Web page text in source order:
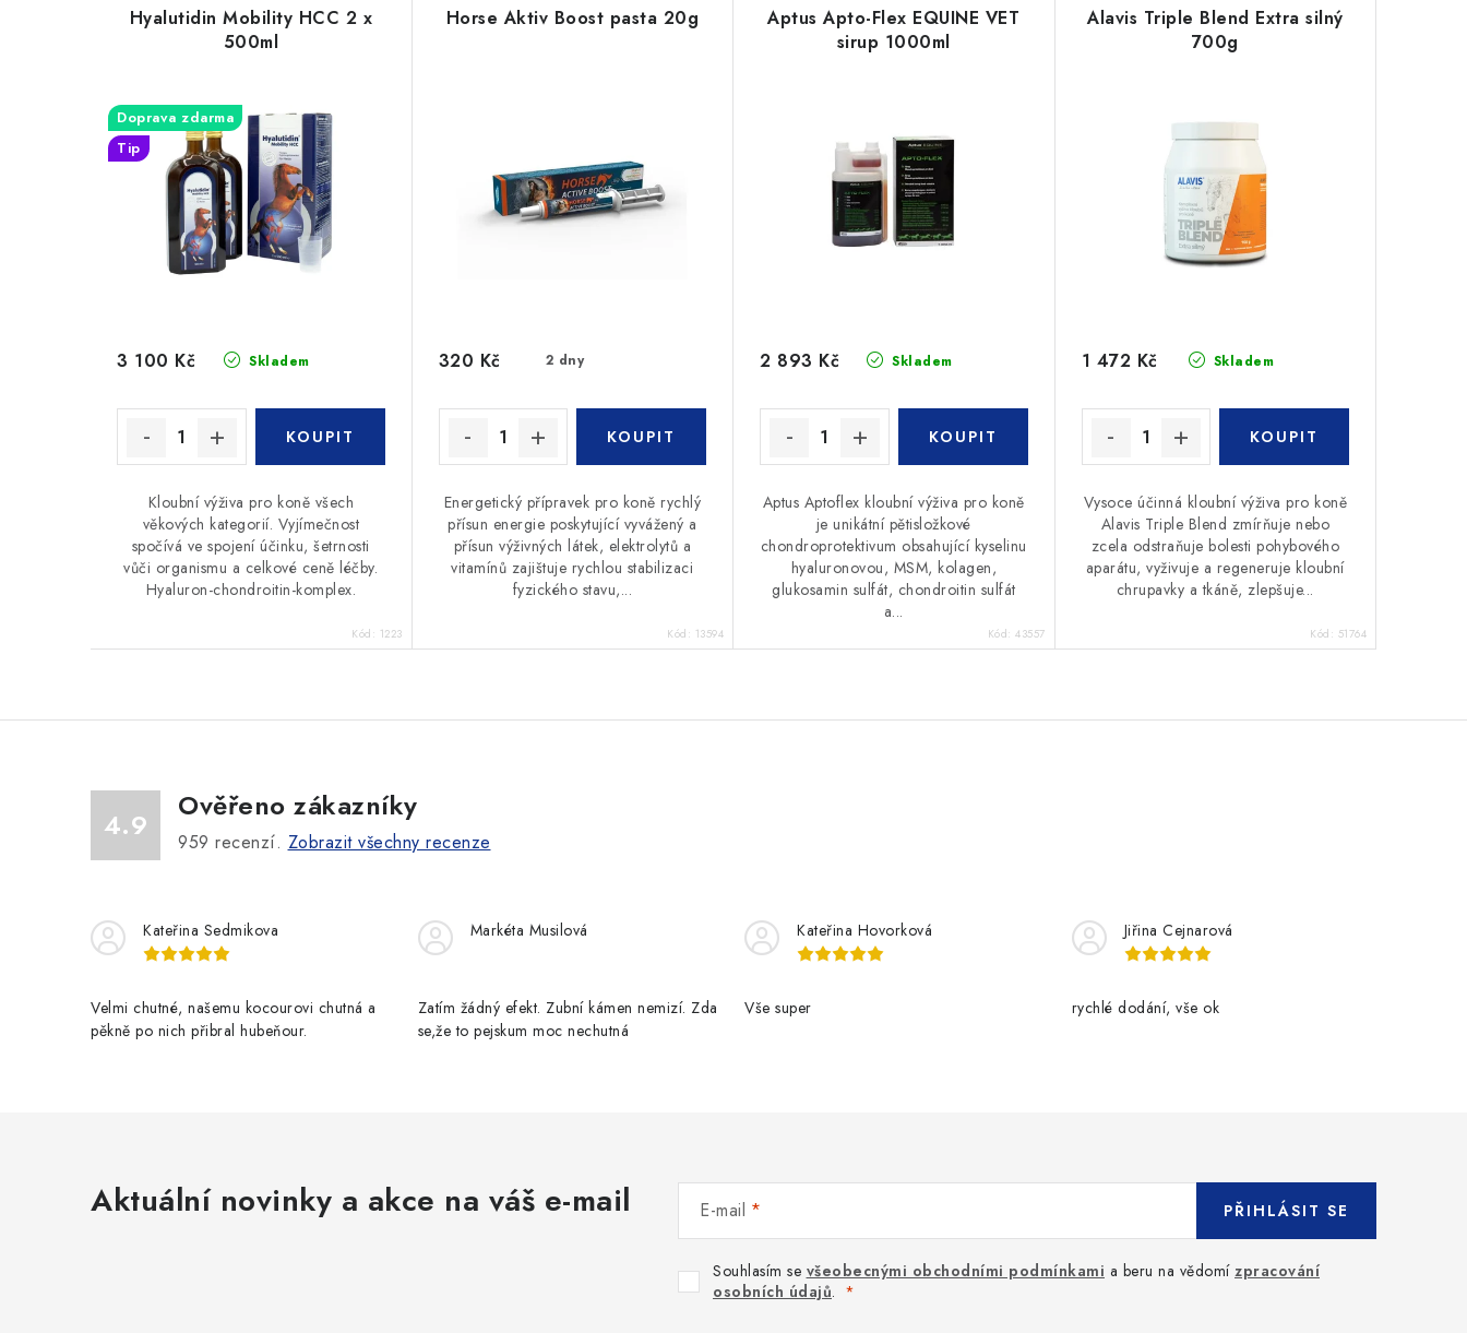
Hyalutidin Mobility HCC 2 x
500ml
Doprava zdarma
Tip
Skladem
3 100 Kč
Kloubní výživa pro koně všech
věkových kategorií. Vyjímečnost
spočívá ve spojení účinku, šetrnosti
vůči organismu a celkové ceně léčby.
Hyaluron-chondroitin-komplex.
Kód: 1223
Horse Aktiv Boost pasta 20g
2 dny
320 Kč
Energetický přípravek pro koně rychlý
přísun energie poskytující vyvážený a
přísun výživných látek, elektrolytů a
vitamínů zajištuje rychlou stabilizaci
fyzického stavu,...
Kód: 13594
Aptus Apto-Flex EQUINE VET
sirup 1000ml
Skladem
2 893 Kč
Aptus Aptoflex kloubní výživa pro koně
je unikátní pětisložkové
chondroprotektivum obsahující kyselinu
hyaluronovou, MSM, kolagen,
glukosamin sulfát, chondroitin sulfát
a...
Kód: 43557
Alavis Triple Blend Extra silný
700g
Skladem
1 472 Kč
Vysoce účinná kloubní výživa pro koně
Alavis Triple Blend zmírňuje nebo
zcela odstraňuje bolesti pohybového
aparátu, vyživuje a regeneruje kloubní
chrupavky a tkáně, zlepšuje...
Kód: 51764
4.9
Ověřeno zákazníky
959 recenzí. Zobrazit všechny recenze
Kateřina Sedmikova
Velmi chutné, našemu kocourovi chutná a
pěkně po nich přibral hubeňour.
Markéta Musilová
Zatím žádný efekt. Zubní kámen nemizí. Zda
se,že to pejskum moc nechutná
Kateřina Hovorková
Vše super
Jiřina Cejnarová
rychlé dodání, vše ok
Aktuální novinky a akce na váš e-mail E-mail
Souhlasím se všeobecnými obchodními podmínkami a beru na vědomí zpracování
osobních údajů.
PŘIHLÁSIT SE